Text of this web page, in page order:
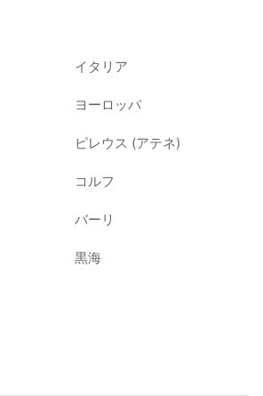
イタリア
ヨーロッパ
ピレウス (アテネ)
コルフ
バーリ
黒海